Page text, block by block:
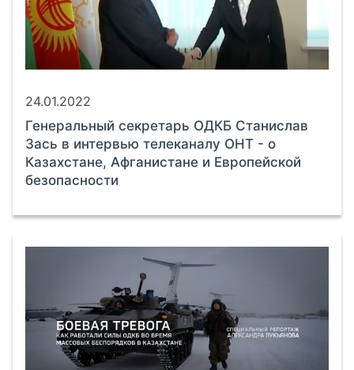
24.01.2022
Генеральный секретарь ОДКБ Станислав
Зась в интервью телеканалу ОНТ - о
Казахстане, Афганистане и Европейской
безопасности